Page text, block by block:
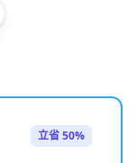
立省 50%